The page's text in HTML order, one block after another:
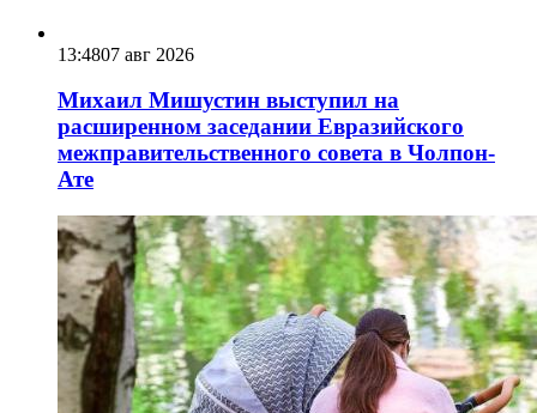
13:4807 авг 2026
Михаил Мишустин выступил на
расширенном заседании Евразийского
межправительственного совета в Чолпон-
Ате